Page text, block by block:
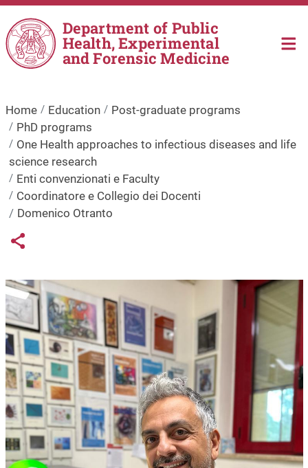
Skip to main content
Department of Public
Health, Experimental
and Forensic Medicine
Home Education
Post-graduate programs
PhD programs
One Health approaches to infectious diseases and life
science research
Enti convenzionati e Faculty
Coordinatore e Collegio dei Docenti
Domenico Otranto
Links condivisione social
Share button
Image